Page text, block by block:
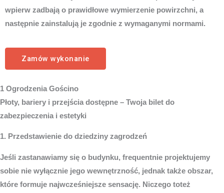
wpierw zadbają o prawidłowe wymierzenie powirzchni, a
następnie zainstalują je zgodnie z wymaganymi normami.
Zamów wykonanie
1 Ogrodzenia Gościno
Płoty, bariery i przejścia dostępne – Twoja bilet do
zabezpieczenia i estetyki
1. Przedstawienie do dziedziny zagrodzeń
Jeśli zastanawiamy się o budynku, frequentnie projektujemy
sobie nie wyłącznie jego wewnętrzność, jednak także obszar,
które formuje najwcześniejsze sensację. Niczego toteż